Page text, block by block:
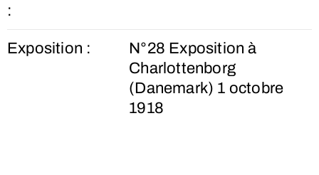
:
Exposition :
N°28 Exposition à
Charlottenborg
(Danemark) 1 octobre
1918